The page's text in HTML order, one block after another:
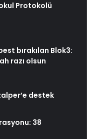
Protokolü
bırakılan Blok3:
razı olsun
destek
38